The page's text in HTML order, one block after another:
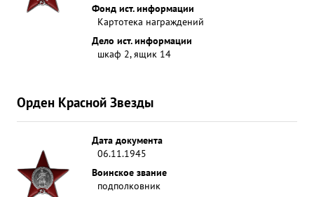
Фонд ист. информации
Картотека награждений
Дело ист. информации
шкаф 2, ящик 14
Орден Красной Звезды
Дата документа
06.11.1945
Воинское звание
подполковник